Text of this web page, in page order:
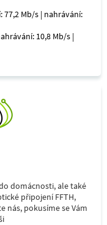
77,2 Mb/s | nahrávání:
10,8 Mb/s |
domácnosti, ale také
připojení FFTH,
nás, pokusíme se Vám